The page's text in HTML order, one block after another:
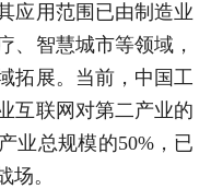
应用范围已由制造业
、智慧城市等领域，
拓展。当前，中国工
互联网对第二产业的
业总规模的50%，已
场。